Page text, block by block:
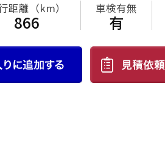
距離（km）
866
車検有無
有